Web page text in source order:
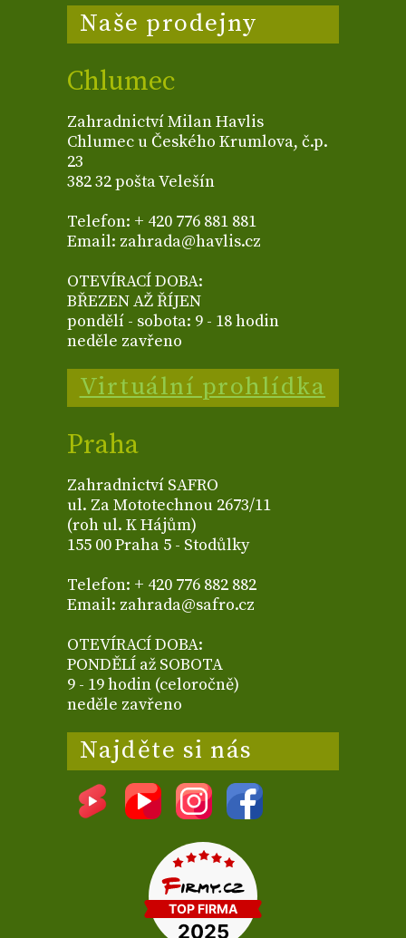
Naše prodejny
Chlumec
Zahradnictví Milan Havlis
Chlumec u Českého Krumlova, č.p.
23
382 32 pošta Velešín
Telefon: + 420 776 881 881
Email: zahrada@havlis.cz
OTEVÍRACÍ DOBA:
BŘEZEN AŽ ŘÍJEN
pondělí - sobota: 9 - 18 hodin
neděle zavřeno
Virtuální prohlídka
Praha
Zahradnictví SAFRO
ul. Za Mototechnou 2673/11
(roh ul. K Hájům)
155 00 Praha 5 - Stodůlky
Telefon: + 420 776 882 882
Email: zahrada@safro.cz
OTEVÍRACÍ DOBA:
PONDĚLÍ až SOBOTA
9 - 19 hodin (celoročně)
neděle zavřeno
Najděte si nás